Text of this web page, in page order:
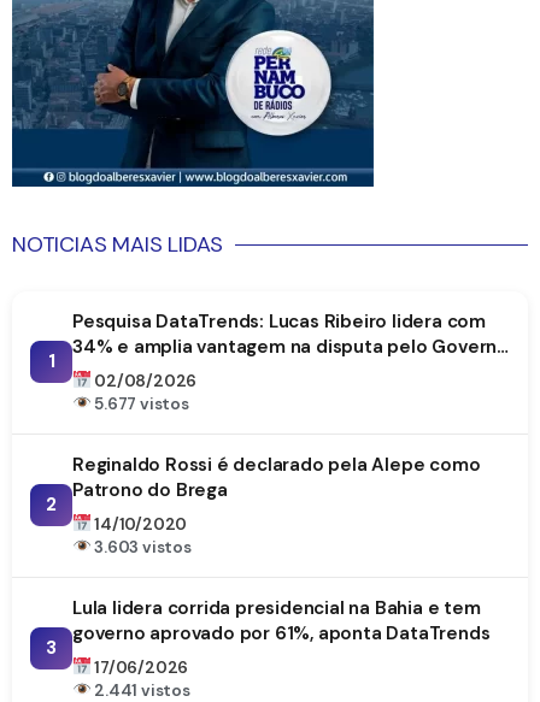
NOTICIAS MAIS LIDAS
1
Pesquisa DataTrends: Lucas Ribeiro lidera com
34% e amplia vantagem na disputa pelo Governo
da Paraíba
02/08/2026
5.677 vistos
2
Reginaldo Rossi é declarado pela Alepe como
Patrono do Brega
14/10/2020
3.603 vistos
3
Lula lidera corrida presidencial na Bahia e tem
governo aprovado por 61%, aponta DataTrends
17/06/2026
2.441 vistos